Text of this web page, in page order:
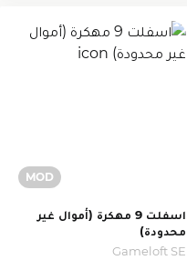
اسفلت 9 مهكرة (أموال غير
محدودة)
Gameloft SE